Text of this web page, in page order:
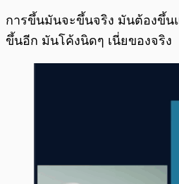
การขึ้นมันจะขึ้นจริง มันต้องขึ้น
ขึ้นอีก มันโค้งนิดๆ เนี่ยของจริง